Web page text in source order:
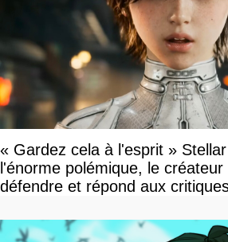
« Gardez cela à l'esprit »
l'énorme polémique, le
défendre et répond aux